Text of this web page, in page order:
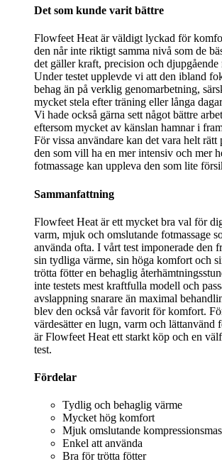
Det som kunde varit bättre
Flowfeet Heat är väldigt lyckad för
den når inte riktigt samma nivå som de
det gäller kraft, precision och djupgående
Under testet upplevde vi att den ibland
behag än på verklig genomarbetning,
mycket stela efter träning eller långa
Vi hade också gärna sett något bättre
eftersom mycket av känslan hamnar i
För vissa användare kan det vara helt
den som vill ha en mer intensiv och mer
fotmassage kan uppleva den som lite
Sammanfattning
Flowfeet Heat är ett mycket bra val för
varm, mjuk och omslutande fotmassage
använda ofta. I vårt test imponerade den
sin tydliga värme, sin höga komfort och
trötta fötter en behaglig
inte testets mest kraftfulla modell och
avslappning snarare än maximal
blev den också vår favorit för komfort.
värdesätter en lugn, varm och lättanvänd
är Flowfeet Heat ett starkt köp och en
test.
Fördelar
Tydlig och behaglig värme
Mycket hög komfort
Mjuk omslutande
Enkel att använda
Bra för trötta fötter